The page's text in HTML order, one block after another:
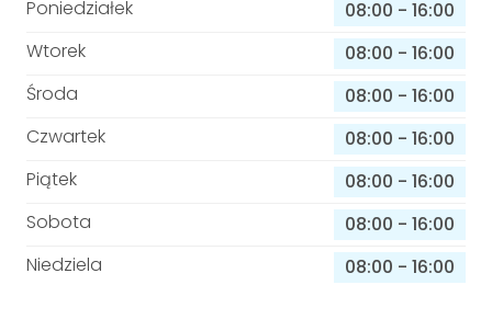
Poniedziałek 08:00 - 16:00
Wtorek
08:00 - 16:00
Środa
08:00 - 16:00
Czwartek
08:00 - 16:00
Piątek
08:00 - 16:00
Sobota
08:00 - 16:00
Niedziela
08:00 - 16:00